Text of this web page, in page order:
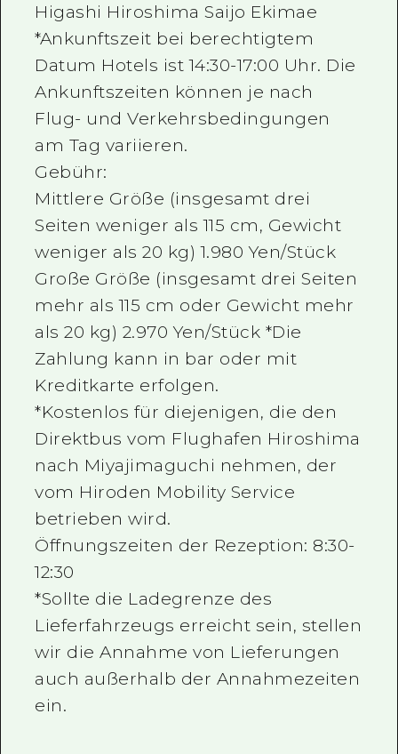
Higashi Hiroshima Saijo Ekimae
*Ankunftszeit bei berechtigtem
Datum Hotels ist 14:30-17:00 Uhr. Die
Ankunftszeiten können je nach
Flug- und Verkehrsbedingungen
am Tag variieren.
Gebühr:
Mittlere Größe (insgesamt drei
Seiten weniger als 115 cm, Gewicht
weniger als 20 kg) 1.980 Yen/Stück
Große Größe (insgesamt drei Seiten
mehr als 115 cm oder Gewicht mehr
als 20 kg) 2.970 Yen/Stück *Die
Zahlung kann in bar oder mit
Kreditkarte erfolgen.
*Kostenlos für diejenigen, die den
Direktbus vom Flughafen Hiroshima
nach Miyajimaguchi nehmen, der
vom Hiroden Mobility Service
betrieben wird.
Öffnungszeiten der Rezeption: 8:30-
12:30
*Sollte die Ladegrenze des
Lieferfahrzeugs erreicht sein, stellen
wir die Annahme von Lieferungen
auch außerhalb der Annahmezeiten
ein.